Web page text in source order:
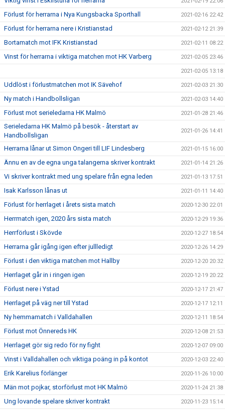
Förlust för herrarna i Nya Kungsbacka Sporthall 2021-02-16 22:42
Förlust för herrarna nere i Kristianstad 2021-02-12 21:39
Bortamatch mot IFK Kristianstad 2021-02-11 08:22
Vinst för herrarna i viktiga matchen mot HK Varberg 2021-02-05 23:46
2021-02-05 13:18
Uddlöst i förlustmatchen mot IK Sävehof 2021-02-03 21:30
Ny match i Handbollsligan 2021-02-03 14:40
Förlust mot serieledarna HK Malmö 2021-01-28 21:46
Serieledarna HK Malmö på besök - återstart av
Handbollsligan
2021-01-26 14:41
Herrarna lånar ut Simon Ongeri till LIF Lindesberg 2021-01-15 16:00
Ännu en av de egna unga talangerna skriver kontrakt 2021-01-14 21:26
Vi skriver kontrakt med ung spelare från egna leden 2021-01-13 17:51
Isak Karlsson lånas ut 2021-01-11 14:40
Förlust för herrlaget i årets sista match 2020-12-30 22:01
Herrmatch igen, 2020 års sista match 2020-12-29 19:36
Herrförlust i Skövde 2020-12-27 18:54
Herrarna går igång igen efter jullledigt 2020-12-26 14:29
Förlust i den viktiga matchen mot Hallby 2020-12-20 20:32
Herrlaget går in i ringen igen 2020-12-19 20:22
Förlust nere i Ystad 2020-12-17 21:47
Herrlaget på väg ner till Ystad 2020-12-17 12:11
Ny hemmamatch i Valldahallen 2020-12-11 18:54
Förlust mot Önnereds HK 2020-12-08 21:53
Herrlaget gör sig redo för ny fight 2020-12-07 09:00
Vinst i Valldahallen och viktiga poäng in på kontot 2020-12-03 22:40
Erik Karelius förlänger 2020-11-26 10:00
Män mot pojkar, storförlust mot HK Malmö 2020-11-24 21:38
Ung lovande spelare skriver kontrakt 2020-11-23 15:14